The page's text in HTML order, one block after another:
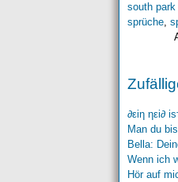
south park
sprüche,
∂εiη ηεi∂
Man du
Bella:
Wenn ich
Hör auf